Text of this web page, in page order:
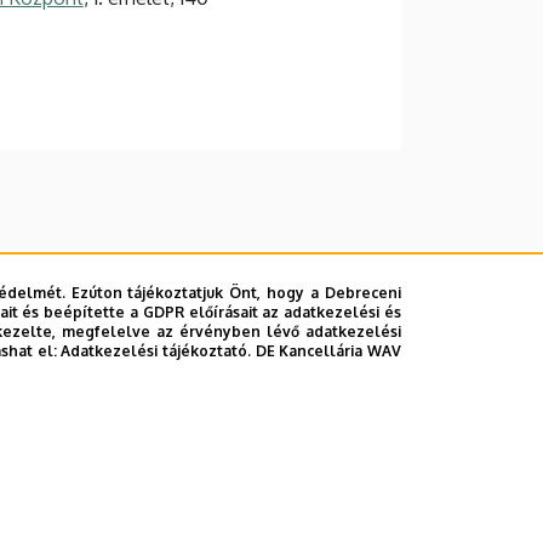
Ezúton tájékoztatjuk Önt, hogy a Debreceni
és beépítette a GDPR előírásait az adatkezelési és
megfelelve az érvényben lévő adatkezelési
el:Adatkezelési tájékoztató. DE Kancellária WAV